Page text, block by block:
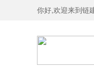
你好,欢迎来到链